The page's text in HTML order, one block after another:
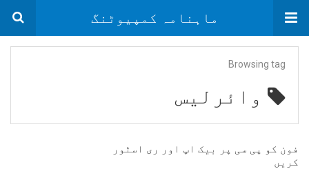
ماہنامہ کمپیوٹنگ
Browsing tag
وائرلیس
فون کو پی سی پر بیک اپ اور ری اسٹور
کریں